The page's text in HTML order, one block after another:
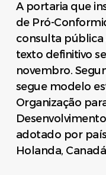
A portaria que
de Pró-
consulta pública
texto definitivo
novembro.
segue modelo
Organização
adotado por
Holanda,